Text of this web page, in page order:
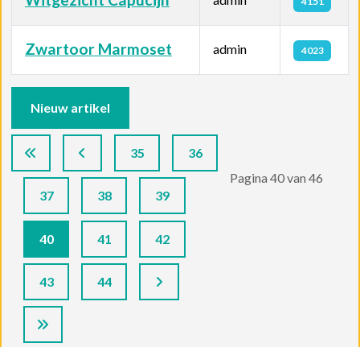
Artikelen
Zwartoor Marmoset admin 4023
Nieuw artikel
Pagina 40 van 46
35 36
37 38 39
40 41 42
43 44